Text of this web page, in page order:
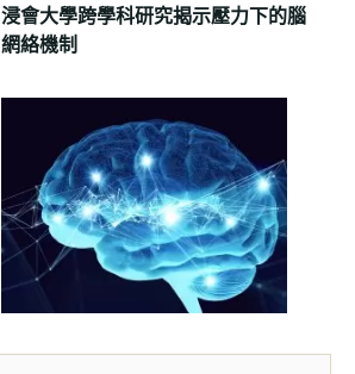
浸會大學跨學科研究揭示壓力下的腦
網絡機制